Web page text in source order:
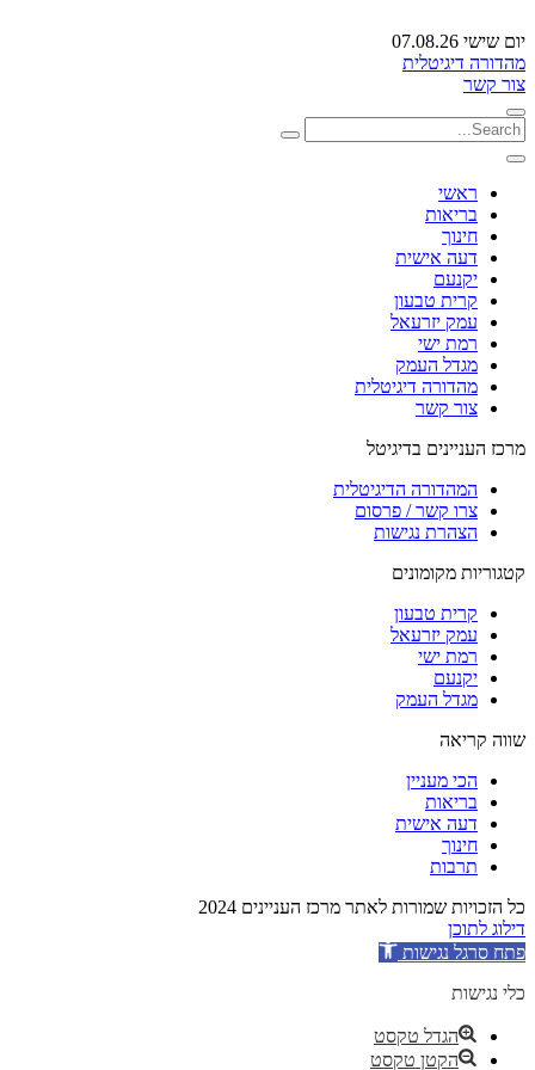
יום שישי 07.08.26
מהדורה דיגיטלית
צור קשר
ראשי
בריאות
חינוך
דעה אישית
יקנעם
קרית טבעון
עמק יזרעאל
רמת ישי
מגדל העמק
מהדורה דיגיטלית
צור קשר
מרכז העניינים בדיגיטל
המהדורה הדיגיטלית
צרו קשר / פרסום
הצהרת נגישות
קטגוריות מקומונים
קרית טבעון
עמק יזרעאל
רמת ישי
יקנעם
מגדל העמק
שווה קריאה
הכי מעניין
בריאות
דעה אישית
חינוך
תרבות
כל הזכויות שמורות לאתר מרכז העניינים 2024
דילוג לתוכן
פתח סרגל נגישות
כלי נגישות
הגדל טקסט
הקטן טקסט